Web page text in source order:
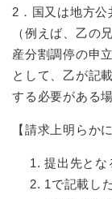
2．国又は地方
（例えば、乙の
産分割調停の申
として、乙が記
する必要がある場
【請求上明らか
提出先とな
1で記載し